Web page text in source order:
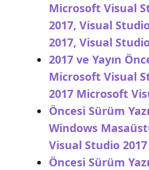
Microsoft Visual
2017, Visual
2017, Visual
2017 ve Yayın
Microsoft Visual
2017 Microsoft
Öncesi Sürüm
Windows
Visual Studio 2017
Öncesi Sürüm